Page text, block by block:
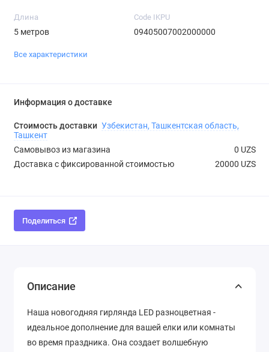
Длина
5 метров
Code IKPU
09405007002000000
Все характеристики
Информация о доставке
Стоимость доставки Узбекистан, Ташкентская область,
Ташкент
Самовывоз из магазина
0 UZS
Доставка с фиксированной стоимостью
20000 UZS
Поделиться
Описание
Наша новогодняя гирлянда LED разноцветная -
идеальное дополнение для вашей елки или комнаты
во время праздника. Она создает волшебную